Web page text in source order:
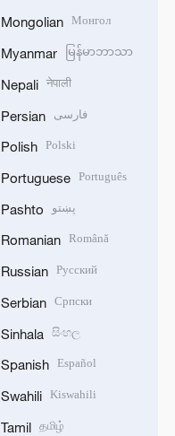
Mongolian Монгол
Myanmar မြန်မာဘာသာ
Nepali नेपाली
Persian فارسی
Polish Polski
Portuguese Português
Pashto پښتو
Romanian Română
Russian Русский
Serbian Српски
Sinhala සිංහල
Spanish Español
Swahili Kiswahili
Tamil தமிழ்